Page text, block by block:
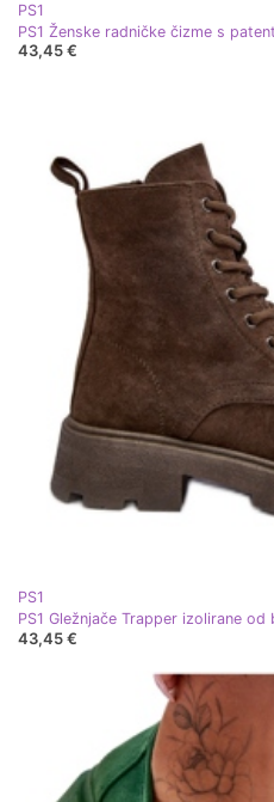
PS1
43,45 €
PS1
43,45 €